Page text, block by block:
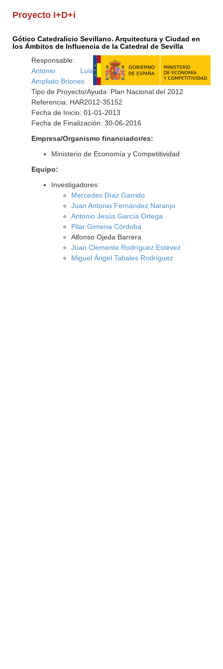
Proyecto I+D+i
Gótico Catedralicio Sevillano. Arquitectura y Ciudad en
los Ámbitos de Influencia de la Catedral de Sevilla
Responsable:
Antonio Luis
Ampliato Briones
Tipo de Proyecto/Ayuda: Plan Nacional del 2012
Referencia: HAR2012-35152
Fecha de Inicio: 01-01-2013
Fecha de Finalización: 30-06-2016
Empresa/Organismo financiador/es:
Ministerio de Economía y Competitividad
Equipo:
Investigadores:
Mercedes Díaz Garrido
Juan Antonio Fernández Naranjo
Antonio Jesús García Ortega
Pilar Gimena Córdoba
Alfonso Ojeda Barrera
Juan Clemente Rodríguez Estévez
Miguel Ángel Tabales Rodríguez